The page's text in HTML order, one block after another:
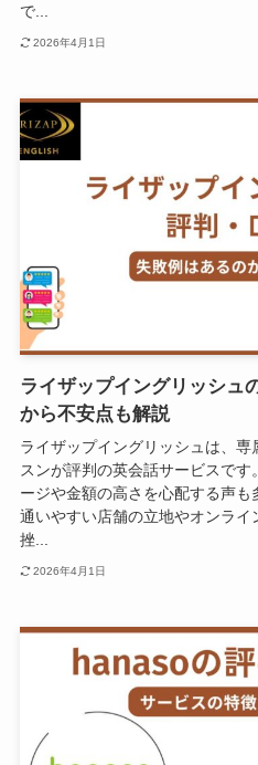
で...
2026年4月1日
ライザップイングリッシュ
から不安点も解説
ライザップイングリッシュは、
スンが評判の英会話サービスで
ージや金額の高さを心配する声も
通いやすい店舗の立地やオンライ
挫...
2026年4月1日